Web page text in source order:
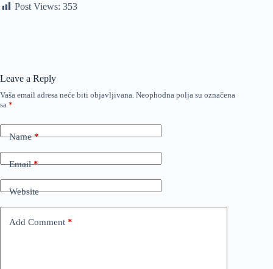
Post Views: 353
Leave a Reply
Vaša email adresa neće biti objavljivana. Neophodna polja su označena
sa *
Name*
Email*
Website
Add Comment *